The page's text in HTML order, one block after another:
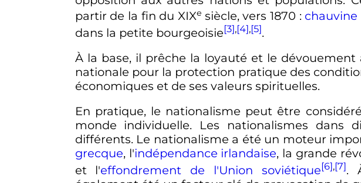
partir de la fin du XIXe siècle, vers 1870 : chauvine
dans la petite bourgeoisie[3],[4],[5].
À la base, il prêche la loyauté et le
nationale pour la protection pratique des
économiques et de ses valeurs spirituelles.
En pratique, le nationalisme peut être
monde individuelle. Les nationalismes
différents. Le nationalisme a été un moteur
grecque, l'indépendance irlandaise, la grande
et l'effondrement de l'Union soviétique[6],[7].